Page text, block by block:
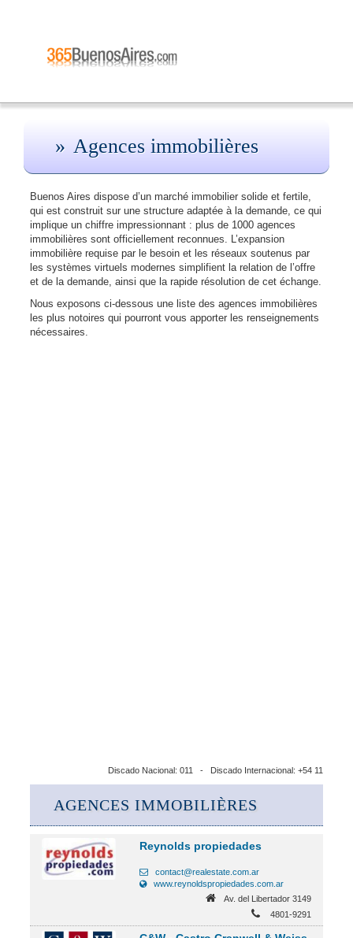
Agences immobilières
Buenos Aires dispose d’un marché immobilier solide et fertile,
qui est construit sur une structure adaptée à la demande, ce qui
implique un chiffre impressionnant : plus de 1000 agences
immobilières sont officiellement reconnues. L’expansion
immobilière requise par le besoin et les réseaux soutenus par
les systèmes virtuels modernes simplifient la relation de l’offre
et de la demande, ainsi que la rapide résolution de cet échange.
Nous exposons ci-dessous une liste des agences immobilières
les plus notoires qui pourront vous apporter les renseignements
nécessaires.
Discado Nacional: 011 - Discado Internacional: +54 11
AGENCES IMMOBILIÈRES
Reynolds propiedades
contact@realestate.com.ar
www.reynoldspropiedades.com.ar
Av. del Libertador 3149
4801-9291